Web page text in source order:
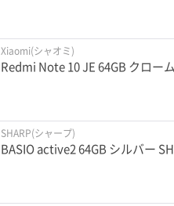
Xiaomi(シャオミ)
Redmi Note 10 JE 64GB クロー
SHARP(シャープ)
BASIO active2 64GB シルバー